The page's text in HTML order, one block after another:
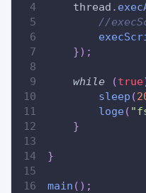
    thread
.
//
}) ;
while (true
sleep (
loge(
}
}
main ( ) ;